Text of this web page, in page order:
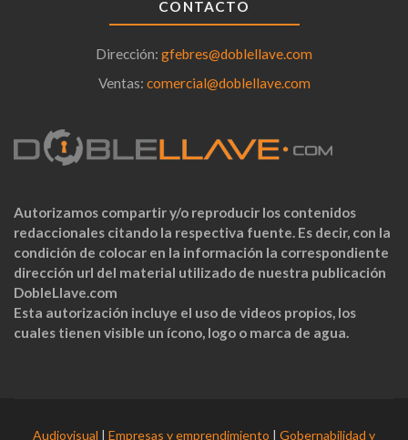
CONTACTO
Dirección: gfebres@doblellave.com
Ventas: comercial@doblellave.com
Autorizamos compartir y/o reproducir los contenidos
redaccionales citando la respectiva fuente. Es decir, con la
condición de colocar en la información la correspondiente
dirección url del material utilizado de nuestra publicación
DobleLlave.com
Esta autorización incluye el uso de videos propios, los
cuales tienen visible un ícono, logo o marca de agua.
Audiovisual | Empresas y emprendimiento | Gobernabilidad y